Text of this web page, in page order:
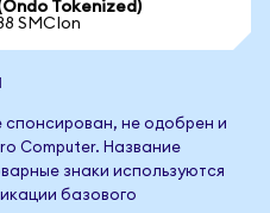
Tokenized)
SMCIon
спонсирован, не одобрен и
Computer. Название
знаки используются
базового